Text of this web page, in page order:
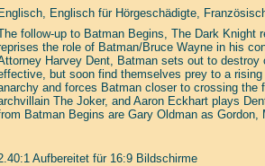
Englisch, Englisch für Hörgeschädigte,
follow-up to Batman Begins, The Dark Knight
the role of Batman/Bruce Wayne in his
Harvey Dent, Batman sets out to
but soon find themselves prey to a
and forces Batman closer to crossing the
The Joker, and Aaron Eckhart plays
Batman Begins are Gary Oldman as
Aufbereitet für 16:9 Bildschirme